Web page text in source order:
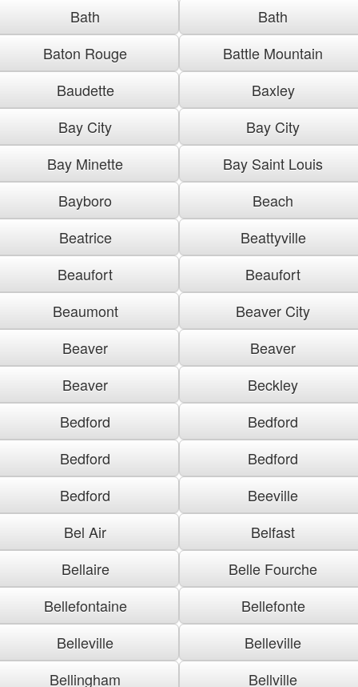
Bath
Bath
Baton Rouge
Battle Mountain
Baudette
Baxley
Bay City
Bay City
Bay Minette
Bay Saint Louis
Bayboro
Beach
Beatrice
Beattyville
Beaufort
Beaufort
Beaumont
Beaver City
Beaver
Beaver
Beaver
Beckley
Bedford
Bedford
Bedford
Bedford
Bedford
Beeville
Bel Air
Belfast
Bellaire
Belle Fourche
Bellefontaine
Bellefonte
Belleville
Belleville
Bellingham
Bellville